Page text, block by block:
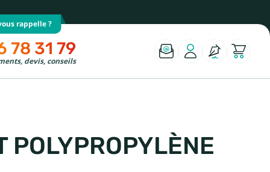
rappelle ?
78 31 79
devis, conseils
POLYPROPYLÈNE